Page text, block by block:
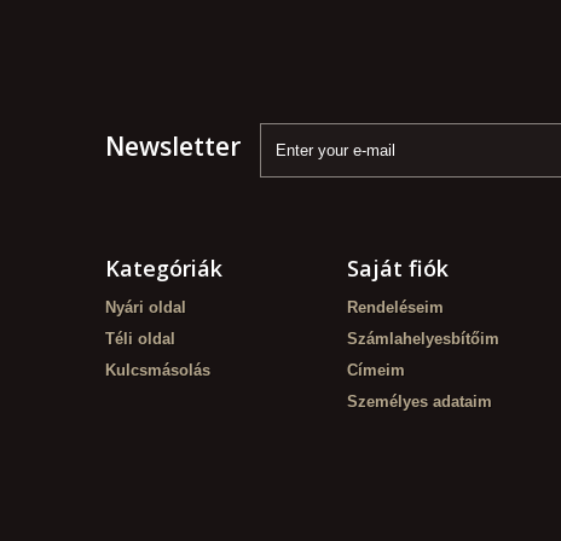
Newsletter
Kategóriák
Nyári oldal
Téli oldal
Kulcsmásolás
Saját fiók
Rendeléseim
Számlahelyesbítőim
Címeim
Személyes adataim